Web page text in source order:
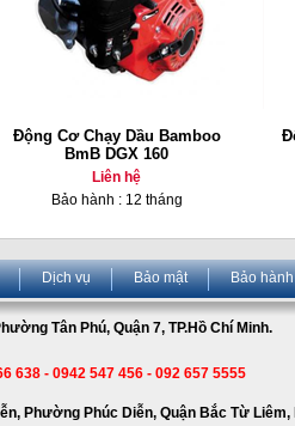
Động Cơ Chạy Dầu Bamboo
BmB DGX 160
Liên hệ
Bảo hành : 12 tháng
Dịch vụ Bảo mật Bảo hành
Tân Phú, Quận 7, TP.Hồ Chí Minh.
638 - 0942 547 456 - 092 657 5555
Phường Phúc Diễn, Quận Bắc Từ Liêm,